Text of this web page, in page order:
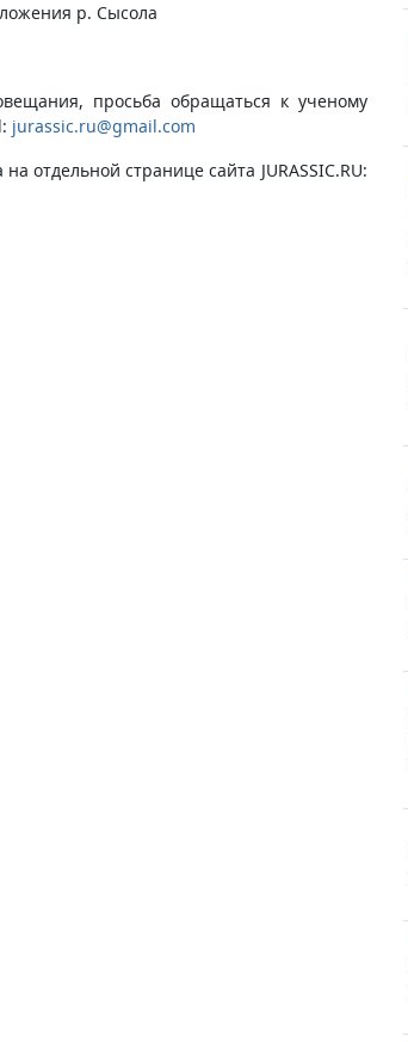
р. Сысола
просьба обращаться к ученому
jurassic.ru@gmail.com
отдельной странице сайта JURASSIC.RU: